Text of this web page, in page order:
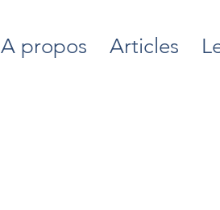
A propos Articles